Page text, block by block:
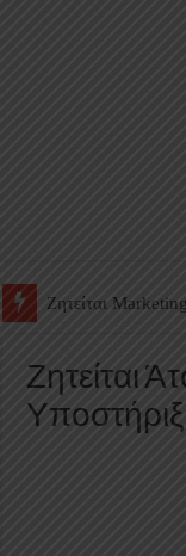
Ζητείται Βοηθός
Ζητείται